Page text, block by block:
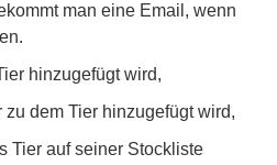
man eine Email, wenn
hinzugefügt wird,
dem Tier hinzugefügt wird,
Tier auf seiner Stockliste